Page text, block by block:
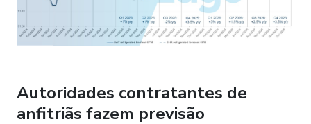
Autoridades contratantes de
anfitriãs fazem previsão